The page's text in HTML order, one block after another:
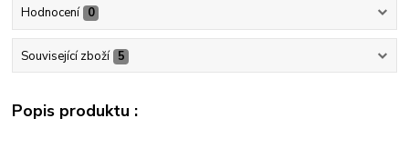
Hodnocení 0
Související zboží 5
Popis produktu :